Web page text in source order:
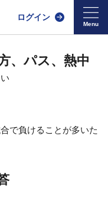
ログイン
、パス、熱中
で負けることが多いた